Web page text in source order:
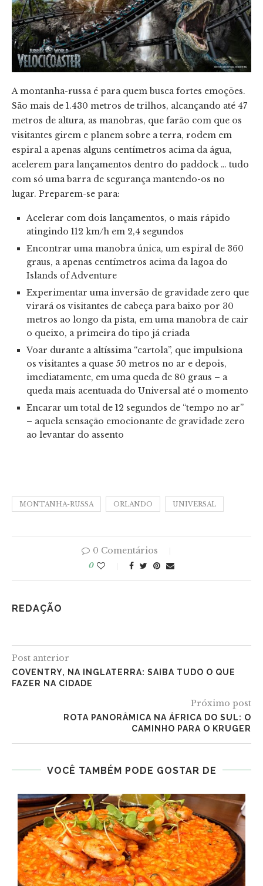
A montanha-russa é para quem busca fortes emoções.
São mais de 1.430 metros de trilhos, alcançando até 47
metros de altura, as manobras, que farão com que os
visitantes girem e planem sobre a terra, rodem em
espiral a apenas alguns centímetros acima da água,
acelerem para lançamentos dentro do paddock … tudo
com só uma barra de segurança mantendo-os no
lugar. Preparem-se para:
Acelerar com dois lançamentos, o mais rápido
atingindo 112 km/h em 2,4 segundos
Encontrar uma manobra única, um espiral de 360 ​​
graus, a apenas centímetros acima da lagoa do
Islands of Adventure
Experimentar uma inversão de gravidade zero que
virará os visitantes de cabeça para baixo por 30
metros ao longo da pista, em uma manobra de cair
o queixo, a primeira do tipo já criada
Voar durante a altíssima “cartola”, que impulsiona
os visitantes a quase 50 metros no ar e depois,
imediatamente, em uma queda de 80 graus – a
queda mais acentuada do Universal até o momento
Encarar um total de 12 segundos de “tempo no ar”
– aquela sensação emocionante de gravidade zero
ao levantar do assento
MONTANHA-RUSSA ORLANDO UNIVERSAL
0 Comentários
0
REDAÇÃO
Post anterior
COVENTRY, NA INGLATERRA: SAIBA TUDO O QUE
FAZER NA CIDADE
Próximo post
ROTA PANORÂMICA NA ÁFRICA DO SUL: O
CAMINHO PARA O KRUGER
VOCÊ TAMBÉM PODE GOSTAR DE